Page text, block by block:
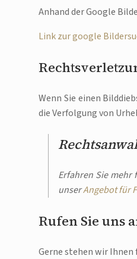
Anhand der Google
Link zur google
Wenn Sie einen
die Verfolgung von
Erfahren Sie mehr
unserAngebot für
Rufen Sie uns
Gerne stehen wir